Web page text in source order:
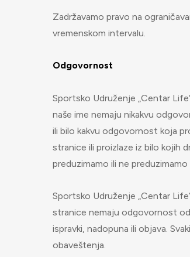
Zadržavamo pravo na
vremenskom intervalu.
Odgovornost
Sportsko Udruženje „Centar
naše ime nemaju nikakvu
ili bilo kakvu odgovornost koja
stranice ili proizlaze iz bilo kojih
preduzimamo ili ne
Sportsko Udruženje „Centar
stranice nemaju odgovornost
ispravki, nadopuna ili objava.
obaveštenja.